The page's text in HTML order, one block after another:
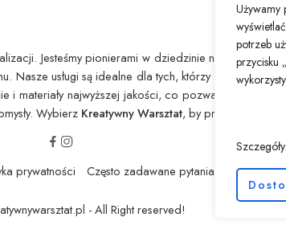
Używamy
potrzeb
przycisku
Szczegóły:
Jesteśmy pionierami w dziedzinie nadruków i
usługi są idealne dla tych, którzy chcą nadać
i materiały najwyższej jakości, co pozwala nam
Wybierz Kreatywny Warsztat, by przekształcić
prywatności Często zadawane pytania / FAQ
- All Right reserved!